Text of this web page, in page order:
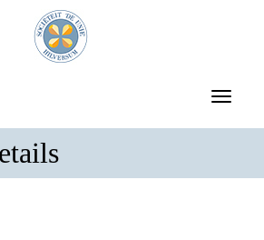
Toggle